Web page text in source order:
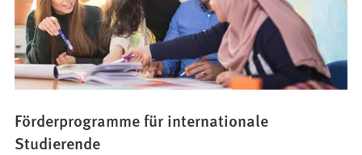
Förderprogramme für internationale
Studierende